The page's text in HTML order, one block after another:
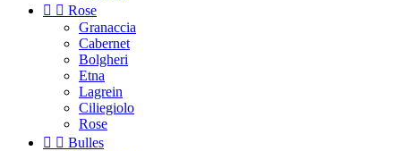
  Rose
Granaccia
Cabernet
Bolgheri
Etna
Lagrein
Ciliegiolo
Rose
  Bulles